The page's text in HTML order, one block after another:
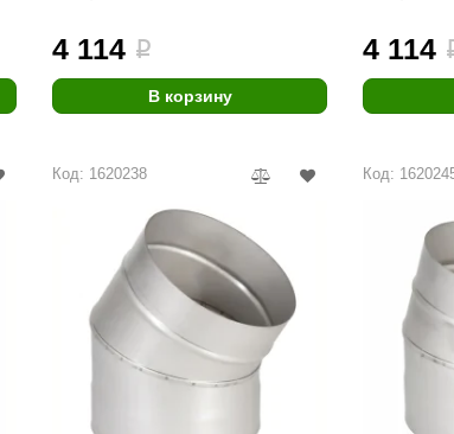
4 114 i
В корзину
4 114
Код: 1620238 Код: